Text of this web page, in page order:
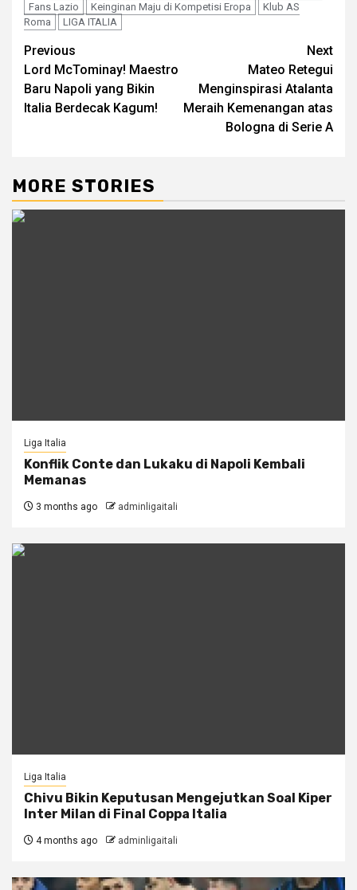
Fans Lazio
Keinginan Maju di Kompetisi Eropa
Klub AS
Roma
LIGA ITALIA
Post
navigation
Previous
Lord McTominay! Maestro
Baru Napoli yang Bikin
Italia Berdecak Kagum!
Next
Mateo Retegui
Menginspirasi Atalanta
Meraih Kemenangan atas
Bologna di Serie A
MORE STORIES
Liga Italia
Konflik Conte dan Lukaku di Napoli Kembali
Memanas
3 months ago adminligaitali
Liga Italia
Chivu Bikin Keputusan Mengejutkan Soal Kiper
Inter Milan di Final Coppa Italia
4 months ago adminligaitali